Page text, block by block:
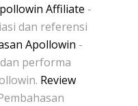
Affiliate -
dan referensi
Apollowin -
performa
Review